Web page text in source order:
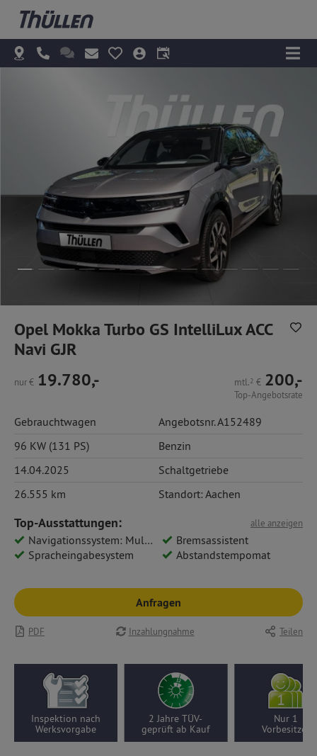
Opel Mokka Turbo GS IntelliLux ACC
Navi GJR
nur€ 19.780,- mtl.2 € 200,-
Top-Angebotsrate
Gebrauchtwagen
Angebotsnr. A152489
96 KW (131 PS)
Benzin
14.04.2025
Schaltgetriebe
26.555 km
Standort: Aachen
alle anzeigen
Top-Ausstattungen:
Navigationssystem: Multimedia Navi Pro 10
Bremsassistent
Spracheingabesystem
Abstandstempomat
Anfragen
PDF Inzahlungnahme Teilen
Inspektion nach
Werksvorgabe
2 Jahre TÜV-
geprüft ab Kauf
Nur 1
Vorbesitzer